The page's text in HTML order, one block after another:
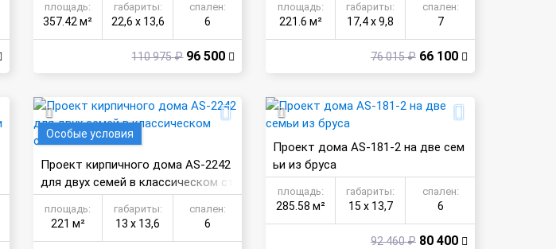
площадь:
357.42 м²
габариты:
22,6 х 13,6
спален:
6
110 975 ₽ 96 500
площадь:
221.6 м²
габариты:
17,4 х 9,8
спален:
7
76 015 ₽ 66 100
Особые условия
Проект кирпичного дома AS-2242
для двух семей в классическом ст
иле
площадь:
221 м²
габариты:
13 х 13,6
спален:
6
Проект дома AS-181-2 на две сем
ьи из бруса
площадь:
285.58 м²
габариты:
15 х 13,7
спален:
6
92 460 ₽ 80 400